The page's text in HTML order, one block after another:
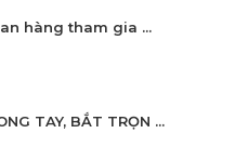
hàng tham gia ...
TAY, BẮT TRỌN ...